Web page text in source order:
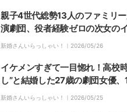
親子4世代総勢13人のファミリ
演劇団、役者経験ゼロの次女の
入団
新婚さんいらっしゃい！｜ 2026/05/26
イケメンすぎて一目惚れ！高校
し”と結婚した27歳の劇団女優、
想いを実らせゴールイン
新婚さんいらっしゃい！｜ 2026/05/25